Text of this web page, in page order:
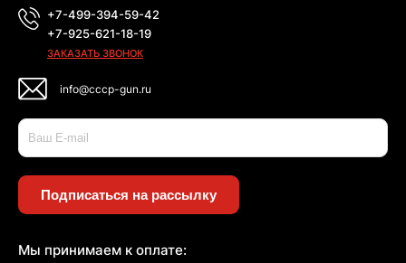
+7-499-394-59-42
+7-925-621-18-19
ЗАКАЗАТЬ ЗВОНОК
info@cccp-gun.ru
Подписаться на рассылку
Мы принимаем к оплате: